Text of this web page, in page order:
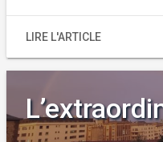
LIRE L'ARTICLE